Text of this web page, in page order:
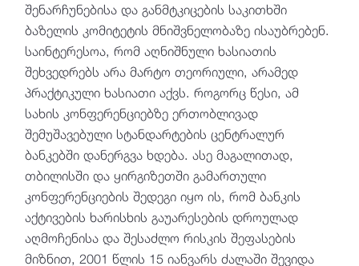
შენარჩუნებისა და განმტკიცების საკითხში
ბაზელის კომიტეტის მნიშვნელობაზე ისაუბრებენ.
საინტერესოა, რომ აღნიშნული ხასიათის
შეხვედრებს არა მარტო თეორიული, არამედ
პრაქტიკული ხასიათი აქვს. როგორც წესი, ამ
სახის კონფერენციებზე ერთობლივად
შემუშავებული სტანდარტების ცენტრალურ
ბანკებში დანერგვა ხდება. ასე მაგალითად,
თბილისში და ყირგიზეთში გამართული
კონფერენციების შედეგი იყო ის, რომ ბანკის
აქტივების ხარისხის გაუარესების დროულად
აღმოჩენისა და შესაძლო რისკის შეფასების
მიზნით, 2001 წლის 15 იანვარს ძალაში შევიდა